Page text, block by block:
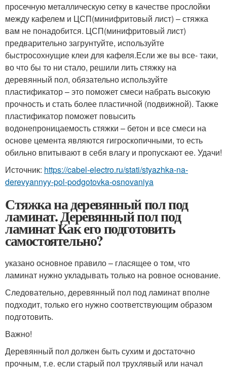
просечную металлическую сетку в качестве прослойки
между кафелем и ЦСП(минифритовый лист) – стяжка
вам не понадобится. ЦСП(минифритовый лист)
предварительно загрунтуйте, используйте
быстросохнущие клеи для кафеля.Если же вы все- таки,
во что бы то ни стало, решили лить стяжку на
деревянный пол, обязательно используйте
пластификатор – это поможет смеси набрать высокую
прочность и стать более пластичной (подвижной). Также
пластификатор поможет повысить
водонепроницаемость стяжки – бетон и все смеси на
основе цемента являются гигроскопичными, то есть
обильно впитывают в себя влагу и пропускают ее. Удачи!
Источник: https://cabel-electro.ru/stati/styazhka-na-
derevyannyy-pol-podgotovka-osnovaniya
Стяжка на деревянный пол под
ламинат. Деревянный пол под
ламинат Как его подготовить
самостоятельно?
указано основное правило – гласящее о том, что
ламинат нужно укладывать только на ровное основание.
Следовательно, деревянный пол под ламинат вполне
подходит, только его нужно соответствующим образом
подготовить.
Важно!
Деревянный пол должен быть сухим и достаточно
прочным, т.е. если старый пол трухлявый или начал